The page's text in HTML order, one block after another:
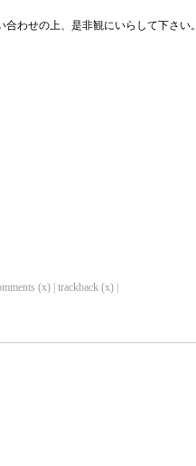
わせの上、是非観にいらして下さい。
(x) | trackback (x) |